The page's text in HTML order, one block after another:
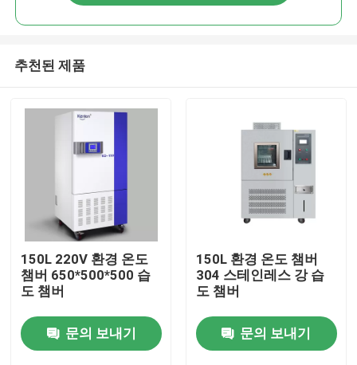
추천된 제품
150L 220V 환경 온도
챔버 650*500*500 습
도 챔버
문의 보내기
150L 환경 온도 챔버
304 스테인레스 강 습
도 챔버
문의 보내기